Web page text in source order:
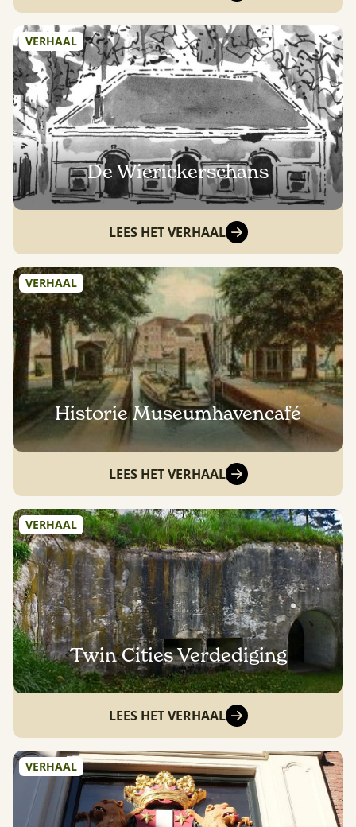
VERHAAL
De Wierickerschans
LEES HET VERHAAL
VERHAAL
Historie Museumhavencafé
LEES HET VERHAAL
VERHAAL
Twin Cities Verdediging
LEES HET VERHAAL
VERHAAL